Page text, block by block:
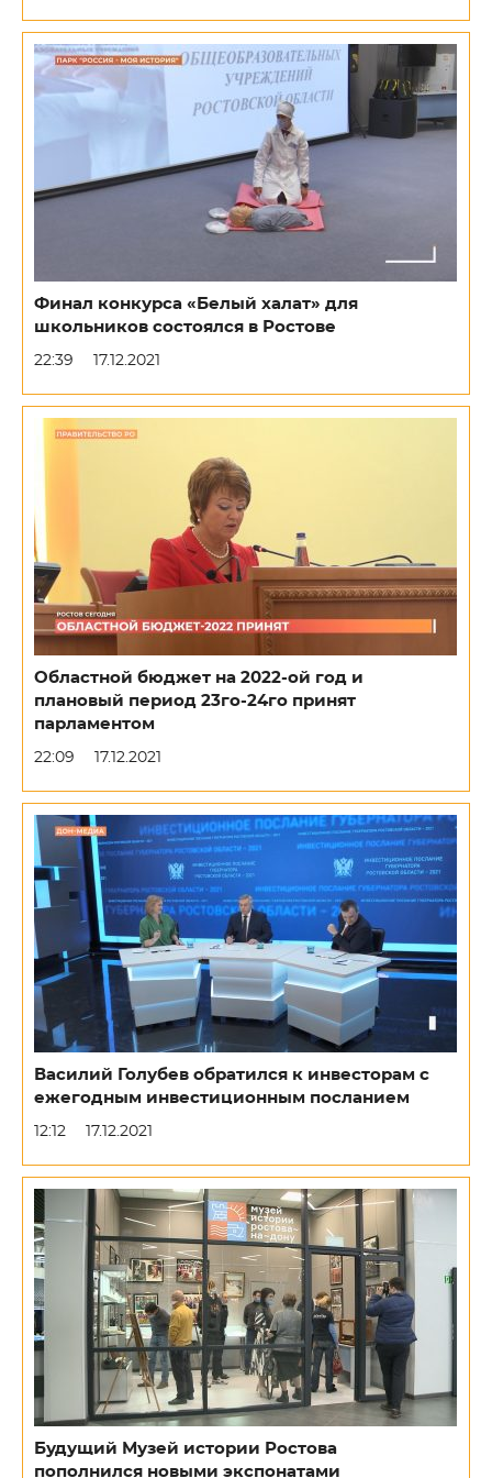
Финал конкурса «Белый халат» для
школьников состоялся в Ростове
22:39 17.12.2021
Областной бюджет на 2022-ой год и
плановый период 23го-24го принят
парламентом
22:09 17.12.2021
Василий Голубев обратился к инвесторам с
ежегодным инвестиционным посланием
12:12 17.12.2021
Будущий Музей истории Ростова
пополнился новыми экспонатами